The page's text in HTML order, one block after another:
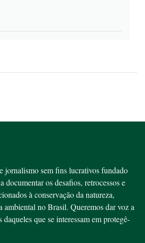
jornalismo sem fins lucrativos fundado
documentar os desafios, retrocessos e
à conservação da natureza,
ambiental no Brasil. Queremos dar voz a
daqueles que se interessam em protegê-